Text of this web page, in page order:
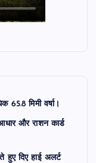
65.8 मिमी वर्षा।
और राशन कार्ड
हुए दिए हाई अलर्ट